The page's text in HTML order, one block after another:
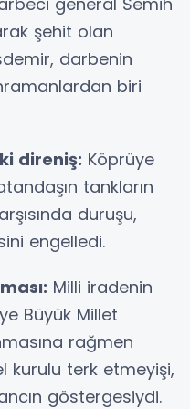
şehit olan
darbenin
biri
direniş: Köprüye
tankların
duruşu,
engelledi.
Milli iradenin
Büyük Millet
rağmen
kurulu terk etmeyişi,
göstergesiydi.